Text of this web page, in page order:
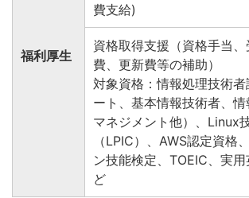
福利厚生
費支給)
資格取得支援（資格手当
費、更新費等の補助）
対象資格：情報処理技術
ート、基本情報技術者、
マネジメント他）、Linux
（LPIC）、AWS認定資格
ン技能検定、TOEIC、実
ど